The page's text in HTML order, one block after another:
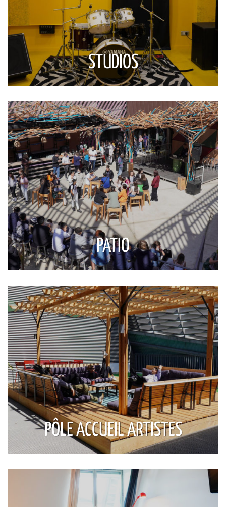
STUDIOS
PATIO
PÔLE ACCUEIL ARTISTES